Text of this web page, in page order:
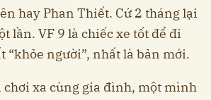
hay Phan Thiết. Cứ 2 tháng lại
lần. VF 9 là chiếc xe tốt để đi
“khỏe người”, nhất là bản mới.
chơi xa cùng gia đình, một mình